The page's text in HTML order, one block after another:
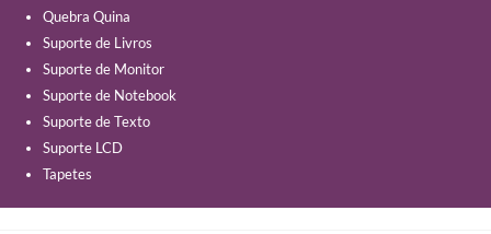
Quebra Quina
Suporte de Livros
Suporte de Monitor
Suporte de Notebook
Suporte de Texto
Suporte LCD
Tapetes